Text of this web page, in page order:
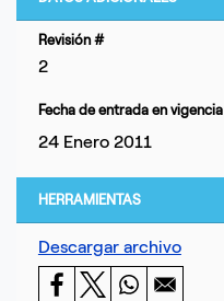
Revisión #
2
Fecha de entrada en vigencia
24 Enero 2011
HERRAMIENTAS
Descargar archivo